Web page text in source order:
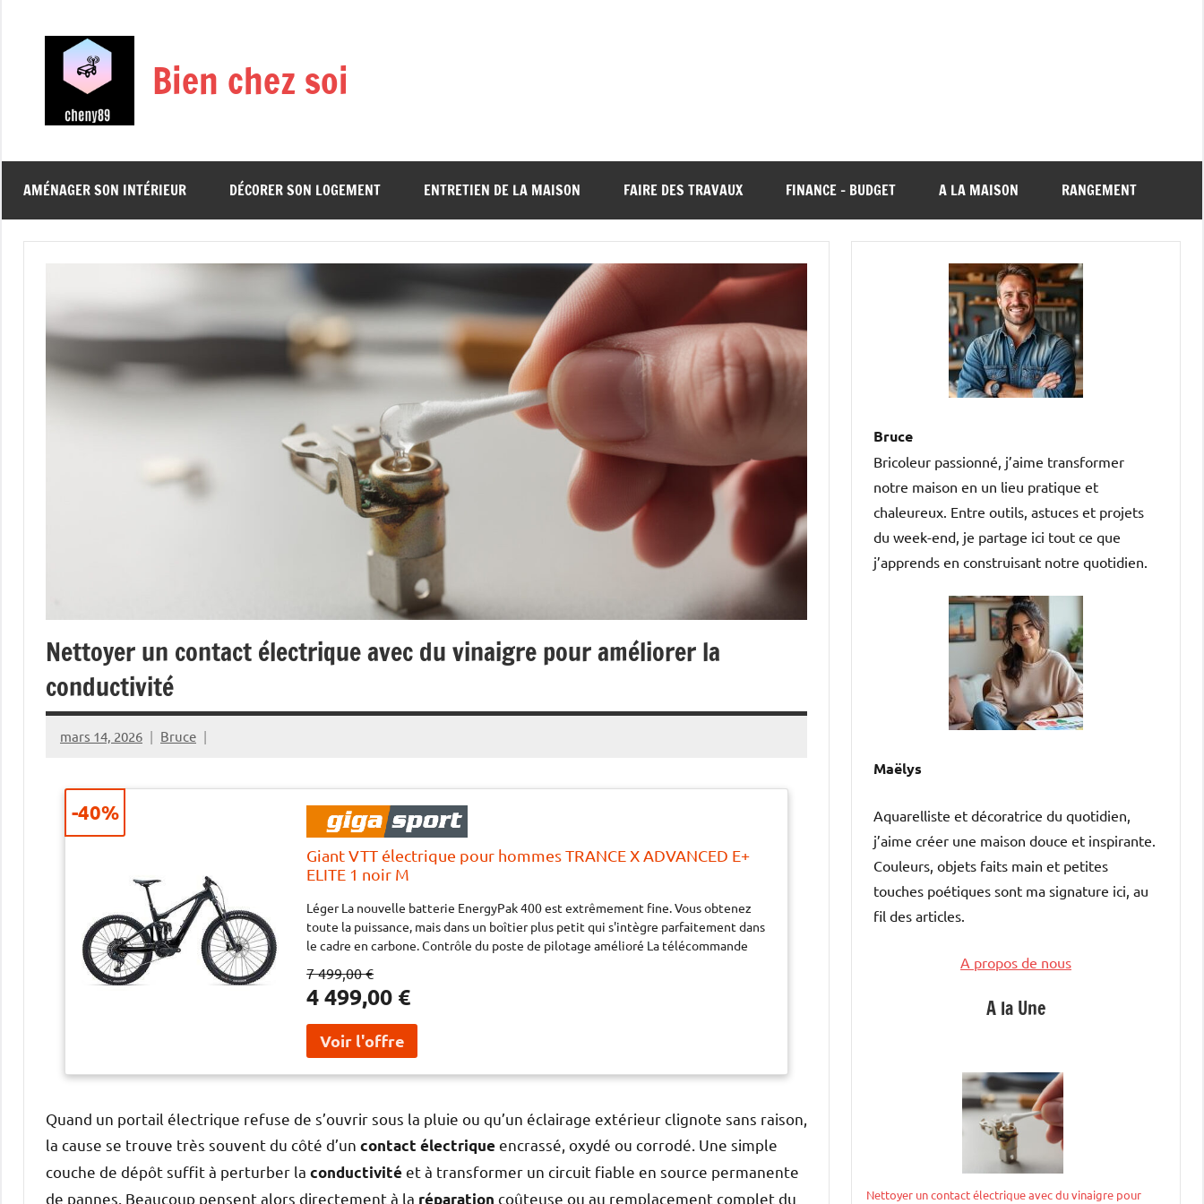
Bien chez soi
AMÉNAGER SON INTÉRIEUR DÉCORER SON LOGEMENT ENTRETIEN DE LA MAISON FAIRE DES TRAVAUX FINANCE – BUDGET A LA MAISON RANGEMENT
Nettoyer un contact électrique avec du vinaigre pour améliorer la
conductivité
mars 14, 2026 Bruce
Giant VTT électrique pour hommes TRANCE X ADVANCED E+
ELITE 1 noir M
Léger La nouvelle batterie EnergyPak 400 est extrêmement fine. Vous obtenez
toute la puissance, mais dans un boîtier plus petit qui s'intègre parfaitement dans
le cadre en carbone. Contrôle du poste de pilotage amélioré La télécommande
carbone. La commande peut être montée de chaque côté du guidon, ce qui vous
permet de personnaliser vos commandes et d'avoir un poste de pilotage bien
collaboration avec Yamaha, fournit un couple puissant de 85 Nm et ne pèse que
2,7 kg. Le résultat est une accélération et une capacité d'ascension plus rapides
sur les sentiers techniques. Détails : Moteur : SyncDrive Pro2, 85Nm, powered by
Display compatible, ANT+ Dsiplay compatible Batterie : EnergyPak Smart 400 Wh
EnergyPak Plus Range Extender compatible (WB style) Chargeur : EnergyPak
Smart Charger Compact, 4A Connectivité : Giant RideControl App enabled ANT+
wireless display signal with e-bike profile Tailles de cadre : S, M, L, XL Cadre : Cadre
principal et arrière en carbone, suspension arrière Maestro avec Flip-Chip de
7 499,00 €
4 499,00 €
-40%
Quand un portail électrique refuse de s’ouvrir sous la pluie ou qu’un éclairage extérieur clignote sans raison,
la cause se trouve très souvent du côté d’un contact électriqueencrassé, oxydé ou corrodé. Une simple
couche de dépôt suffit à perturber la conductivitéet à transformer un circuit fiable en source permanente
de pannes. Beaucoup pensent alors directement à la réparation coûteuse ou au remplacement complet du
Bruce
Bricoleur passionné, j’aime transformer
notre maison en un lieu pratique et
chaleureux. Entre outils, astuces et projets
du week-end, je partage ici tout ce que
j’apprends en construisant notre quotidien.
Maëlys
Aquarelliste et décoratrice du quotidien,
j’aime créer une maison douce et inspirante.
Couleurs, objets faits main et petites
touches poétiques sont ma signature ici, au
fil des articles.
A propos de nous
A la Une
Nettoyer un contact électrique avec du vinaigre pour